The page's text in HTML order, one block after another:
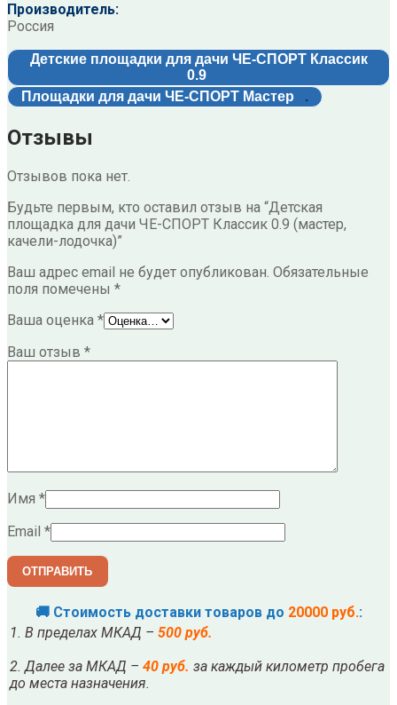
Производитель:
Россия
Детские площадки для дачи ЧЕ-СПОРТ Классик
0.9
Площадки для дачи ЧЕ-СПОРТ Мастер .
Отзывы
Отзывов пока нет.
Будьте первым, кто оставил отзыв на “Детская
площадка для дачи ЧЕ-СПОРТ Классик 0.9 (мастер,
качели-лодочка)”
Ваш адрес email не будет опубликован. Обязательные
поля помечены *
Ваша оценка *
Ваш отзыв *
Имя *
Email *
🚚 Стоимость доставки товаров до 20000 руб.:
1. В пределах МКАД – 500 руб.
2. Далее за МКАД – 40 руб. за каждый километр пробега
до места назначения.